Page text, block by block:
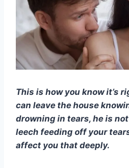
This is how you know it’s
can leave the house
drowning in tears, he is
leech feeding off your
affect you that deeply.